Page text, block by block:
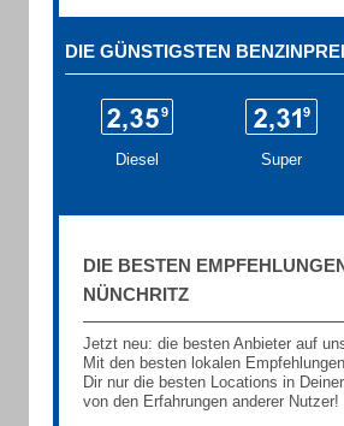
DIE GÜNSTIGSTEN
Diesel Super
DIE BESTEN
NÜNCHRITZ
Jetzt neu: die besten Anbieter auf
Mit den besten lokalen
Dir nur die besten Locations in
von den Erfahrungen anderer Nutzer!